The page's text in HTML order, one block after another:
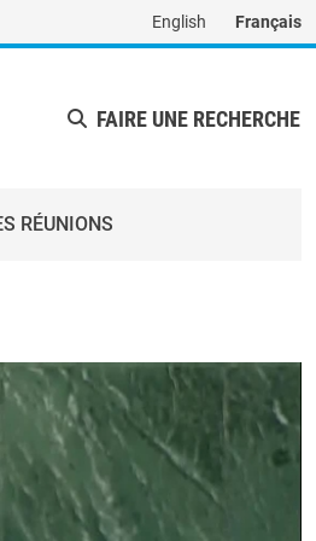
English Français
FAIRE UNE RECHERCHE
RÉUNIONS